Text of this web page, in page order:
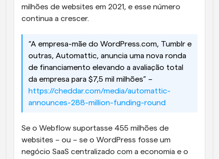
milhões de websites em 2021, e esse número
continua a crescer.
“A empresa-mãe do WordPress.com, Tumblr e
outras, Automattic, anuncia uma nova ronda
de financiamento elevando a avaliação total
https://cheddar.com/media/automattic-
announces-288-million-funding-round
Se o Webflow suportasse 455 milhões de
websites – ou – se o WordPress fosse um
negócio SaaS centralizado com a economia e o